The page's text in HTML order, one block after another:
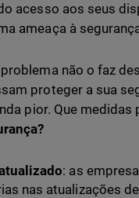
acesso aos seus
ameaça à
não o faz
proteger a sua
pior. Que
: as
nas atualizações